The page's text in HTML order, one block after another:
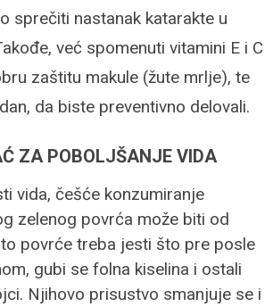
sprečiti nastanak katarakte u
već spomenuti vitamini E i C
zaštitu makule (žute mrlje), te
da biste preventivno delovali.
ZA POBOLJŠANJE VIDA
vida, češće konzumiranje
zelenog povrća može biti od
povrće treba jesti što pre posle
gubi se folna kiselina i ostali
Njihovo prisustvo smanjuje se i